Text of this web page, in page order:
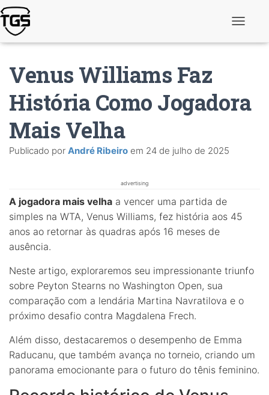
r
n
Venus Williams Faz
História Como Jogadora
Mais Velha
Publicado por André Ribeiro em 24 de julho de 2025
advertising
A jogadora mais velha a vencer uma partida de
simples na WTA, Venus Williams, fez história aos 45
anos ao retornar às quadras após 16 meses de
ausência.
Neste artigo, exploraremos seu impressionante triunfo
sobre Peyton Stearns no Washington Open, sua
comparação com a lendária Martina Navratilova e o
próximo desafio contra Magdalena Frech.
Além disso, destacaremos o desempenho de Emma
Raducanu, que também avança no torneio, criando um
panorama emocionante para o futuro do tênis feminino.